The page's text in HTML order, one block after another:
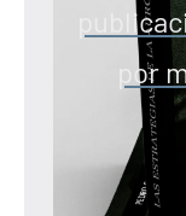
por